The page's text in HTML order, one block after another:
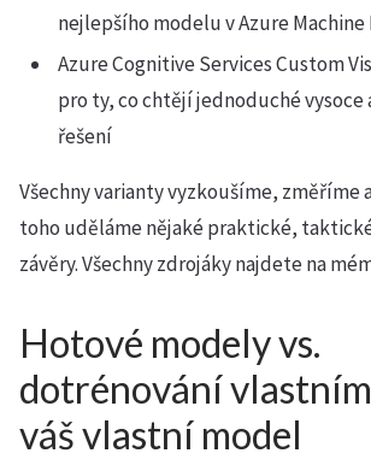
nejlepšího modelu v Azure Machine
Azure Cognitive Services Custom
pro ty, co chtějí jednoduché vysoce
řešení
Všechny varianty vyzkoušíme, změříme
toho uděláme nějaké praktické,
závěry. Všechny zdrojáky najdete na
Hotové modely vs.
dotrénování
váš vlastní model